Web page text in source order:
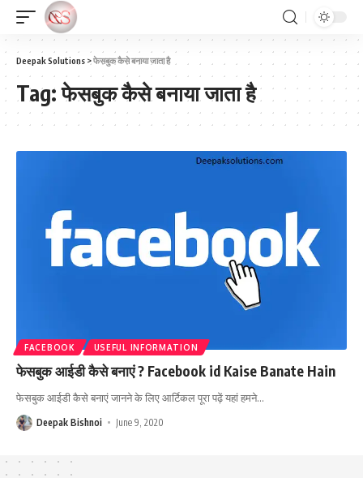
Deepak Solutions >फेसबुक कैसे बनाया जाता है
Tag:फेसबुक कैसे बनाया जाता है
FACEBOOK USEFUL INFORMATION
फेसबुक आईडी कैसे बनाएं ? Facebook id Kaise Banate Hain
फेसबुक आईडी कैसे बनाएं जानने के लिए आर्टिकल पूरा पढ़ें यहां हमने…
Deepak Bishnoi June 9, 2020